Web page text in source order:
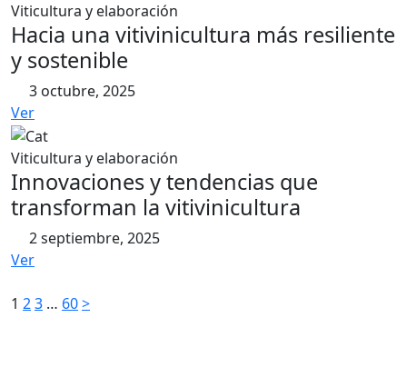
Viticultura y elaboración
Hacia una vitivinicultura más resiliente
y sostenible
3 octubre, 2025
Ver
Viticultura y elaboración
Innovaciones y tendencias que
transforman la vitivinicultura
2 septiembre, 2025
Ver
Paginación
1 23 … 60>